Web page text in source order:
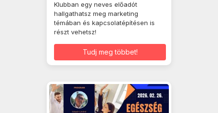
Klubban egy neves előadót
hallgathatsz meg marketing
témában és kapcsolatépítésen is
részt vehetsz!
Tudj meg többet!